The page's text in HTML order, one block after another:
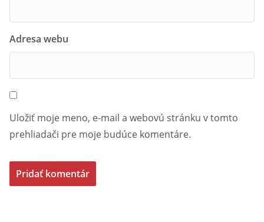
Adresa webu
Uložiť moje meno, e-mail a webovú stránku v tomto
prehliadači pre moje budúce komentáre.